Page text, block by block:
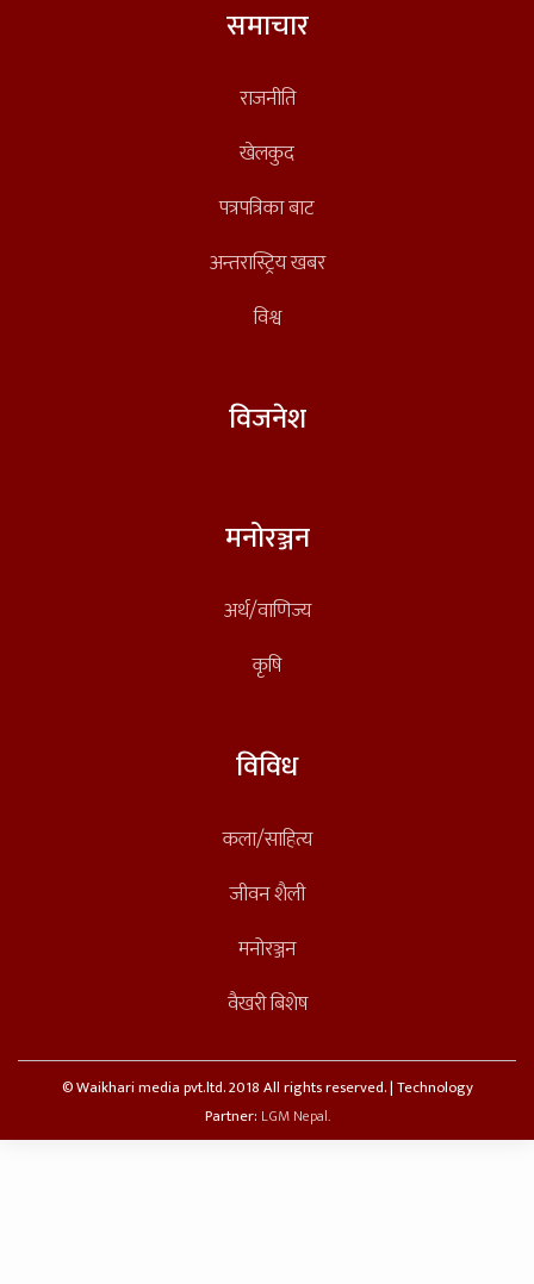
समाचार
राजनीति
खेलकुद
पत्रपत्रिका बाट
अन्तरास्ट्रिय खबर
विश्व
विजनेश
मनोरञ्जन
अर्थ/वाणिज्य
कृषि
विविध
कला/साहित्य
जीवन शैली
मनोरञ्जन
वैखरी बिशेष
© Waikhari media pvt.ltd. 2018 All rights reserved. | Technology
Partner: LGM Nepal.